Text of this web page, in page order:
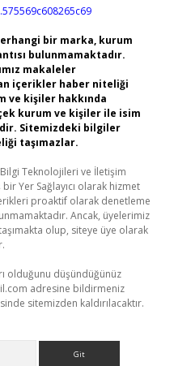
bir marka, kurum
bulunmamaktadır.
makaleler
içerikler haber niteliği
ve kişiler hakkında
kurum ve kişiler ile isim
Sitemizdeki bilgiler
taşımazlar.
Bilgi Teknolojileri ve İletişim
Yer Sağlayıcı olarak hizmet
proaktif olarak denetleme
Ancak, üyelerimiz
olup, siteye üye olarak
olduğunu düşündüğünüz
adresine bildirmeniz
sitemizden kaldırılacaktır.